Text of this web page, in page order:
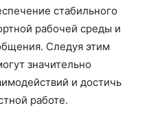
стабильного
рабочей среды и
Следуя этим
значительно
и достичь
работе.